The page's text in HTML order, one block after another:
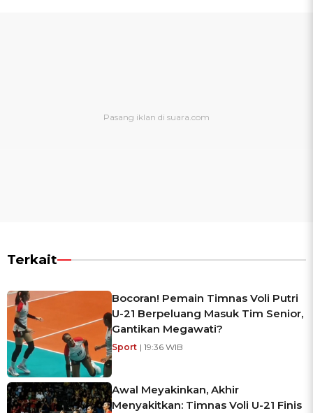
Terkait
Bocoran! Pemain Timnas Voli Putri
U-21 Berpeluang Masuk Tim Senior,
Gantikan Megawati?
Sport | 19:36 WIB
Awal Meyakinkan, Akhir
Menyakitkan: Timnas Voli U-21 Finis